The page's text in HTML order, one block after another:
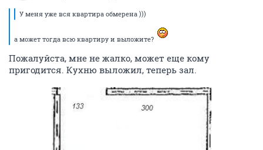
У меня уже вся квартира обмерена )))
а может тогда всю квартиру и выложите?
Пожалуйста, мне не жалко, может еще кому
пригодится. Кухню выложил, теперь зал.